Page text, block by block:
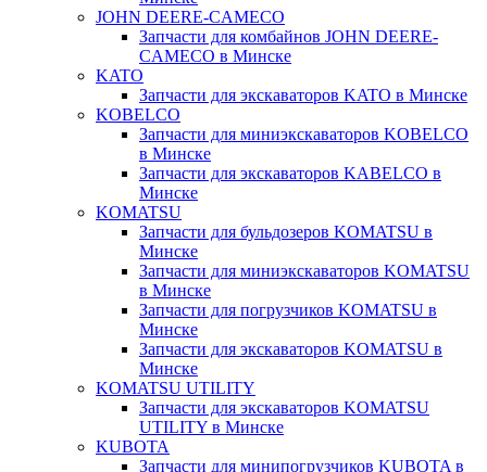
JOHN DEERE-CAMECO
Запчасти для комбайнов JOHN DEERE-
CAMECO в Минске
KATO
Запчасти для экскаваторов KATO в Минске
KOBELCO
Запчасти для миниэкскаваторов KOBELCO
в Минске
Запчасти для экскаваторов KABELCO в
Минске
KOMATSU
Запчасти для бульдозеров KOMATSU в
Минске
Запчасти для миниэкскаваторов KOMATSU
в Минске
Запчасти для погрузчиков KOMATSU в
Минске
Запчасти для экскаваторов KOMATSU в
Минске
KOMATSU UTILITY
Запчасти для экскаваторов KOMATSU
UTILITY в Минске
KUBOTA
Запчасти для минипогрузчиков KUBOTA в